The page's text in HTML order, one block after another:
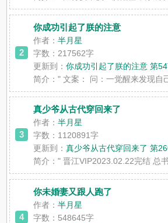
2
你成功引起了朕的注意
作者：半月星
字数：217562字
更新到：你成功引起了朕的注意 第
简介：" 文案： 问：一觉醒来发现自
3
真少爷从古代穿回来了
作者：半月星
字数：1120891字
更新到：真少爷从古代穿回来了 第
简介：" 晋江VIP2023.02.22完结 总
4
你未婚妻又跟人跑了
作者：半月星
字数：548645字